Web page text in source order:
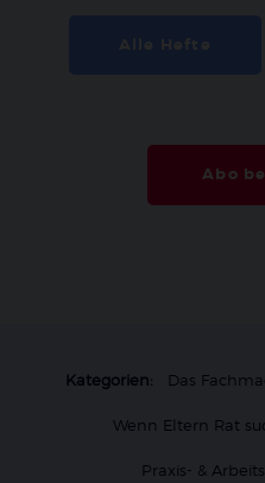
Abo
Kategorien: Das
Wenn Eltern Rat
Praxis- &